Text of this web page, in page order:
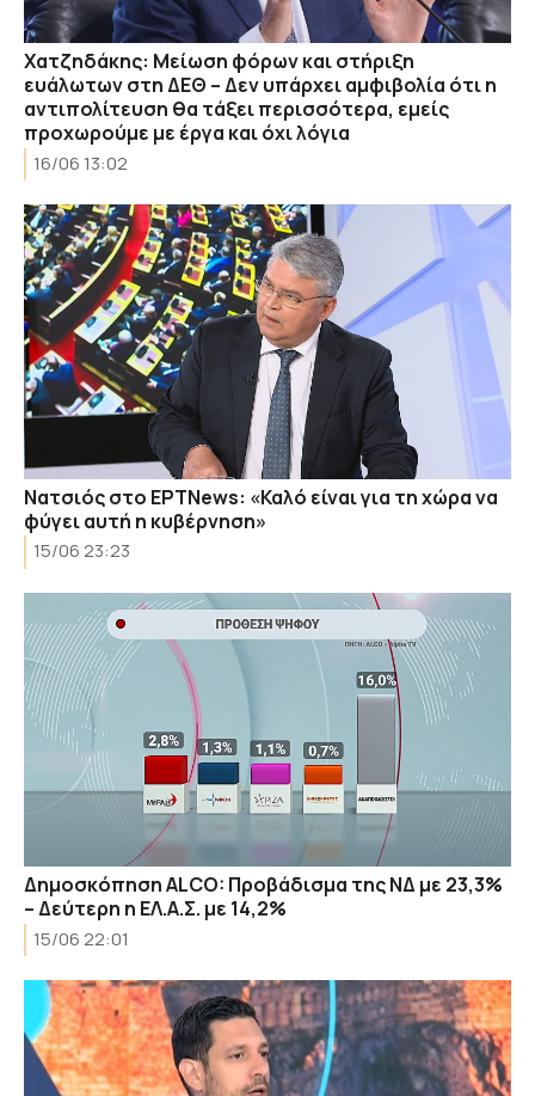
Χατζηδάκης: Μείωση φόρων και στήριξη
ευάλωτων στη ΔΕΘ – Δεν υπάρχει αμφιβολία ότι η
αντιπολίτευση θα τάξει περισσότερα, εμείς
προχωρούμε με έργα και όχι λόγια
16/06 13:02
Νατσιός στο ΕΡΤNews: «Καλό είναι για τη χώρα να
φύγει αυτή η κυβέρνηση»
15/06 23:23
Δημοσκόπηση ALCO: Προβάδισμα της ΝΔ με 23,3%
– Δεύτερη η ΕΛ.Α.Σ. με 14,2%
15/06 22:01